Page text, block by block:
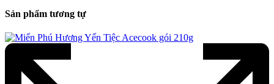
Sản phẩm tương tự